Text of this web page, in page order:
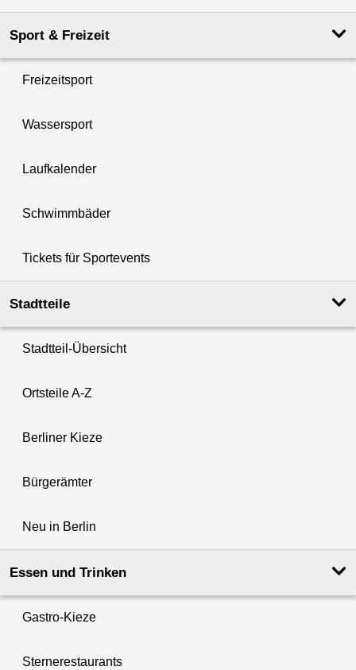
Sport & Freizeit
Freizeitsport
Wassersport
Laufkalender
Schwimmbäder
Tickets für Sportevents
Stadtteile
Stadtteil-Übersicht
Ortsteile A-Z
Berliner Kieze
Bürgerämter
Neu in Berlin
Essen und Trinken
Gastro-Kieze
Sternerestaurants